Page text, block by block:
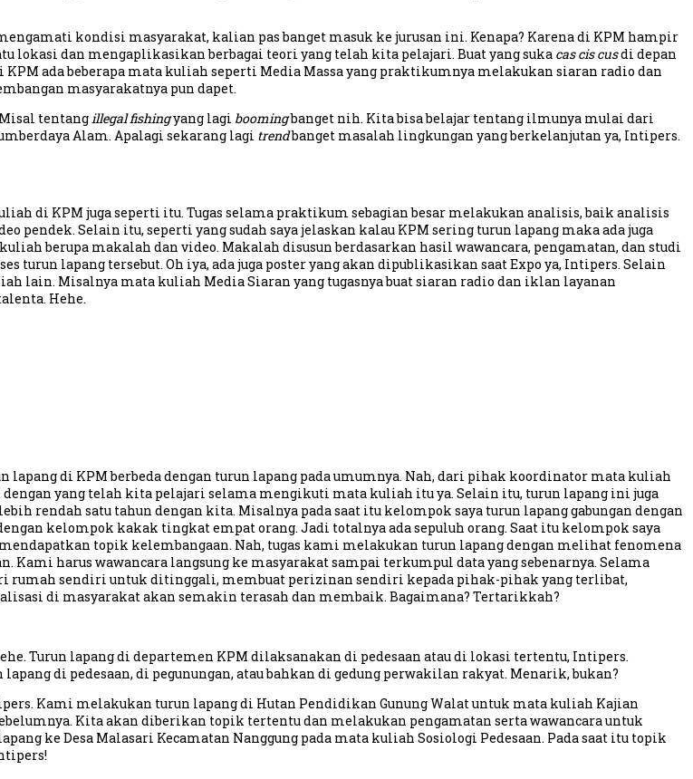
kondisi masyarakat, kalian pas banget masuk ke jurusan ini. Kenapa? Karena di KPM hampir
lokasi dan mengaplikasikan berbagai teori yang telah kita pelajari. Buat yang suka cas cis cusdi depan
ada beberapa mata kuliah seperti Media Massa yang praktikumnya melakukan siaran radio dan
masyarakatnya pun dapet.
tentangillegal fishingyang lagi boomingbanget nih. Kita bisa belajar tentang ilmunya mulai dari
Alam. Apalagi sekarang lagi trendbanget masalah lingkungan yang berkelanjutan ya, Intipers.
di KPM juga seperti itu. Tugas selama praktikum sebagian besar melakukan analisis, baik analisis
Selain itu, seperti yang sudah saya jelaskan kalau KPM sering turun lapang maka ada juga
berupa makalah dan video. Makalah disusun berdasarkan hasil wawancara, pengamatan, dan studi
turun lapang tersebut. Oh iya, ada juga poster yang akan dipublikasikan saat Expo ya, Intipers. Selain
lain. Misalnya mata kuliah Media Siaran yang tugasnya buat siaran radio dan iklan layanan
Hehe.
lapang di KPM berbeda dengan turun lapang pada umumnya. Nah, dari pihak koordinator mata kuliah
yang telah kita pelajari selama mengikuti mata kuliah itu ya. Selain itu, turun lapang ini juga
rendah satu tahun dengan kita. Misalnya pada saat itu kelompok saya turun lapang gabungan dengan
kelompok kakak tingkat empat orang. Jadi totalnya ada sepuluh orang. Saat itu kelompok saya
topik kelembangaan. Nah, tugas kami melakukan turun lapang dengan melihat fenomena
harus wawancara langsung ke masyarakat sampai terkumpul data yang sebenarnya. Selama
rumah sendiri untuk ditinggali, membuat perizinan sendiri kepada pihak-pihak yang terlibat,
di masyarakat akan semakin terasah dan membaik. Bagaimana? Tertarikkah?
Turun lapang di departemen KPM dilaksanakan di pedesaan atau di lokasi tertentu, Intipers.
di pedesaan, di pegunungan, atau bahkan di gedung perwakilan rakyat. Menarik, bukan?
Kami melakukan turun lapang di Hutan Pendidikan Gunung Walat untuk mata kuliah Kajian
Kita akan diberikan topik tertentu dan melakukan pengamatan serta wawancara untuk
ke Desa Malasari Kecamatan Nanggung pada mata kuliah Sosiologi Pedesaan. Pada saat itu topik